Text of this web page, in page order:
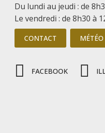
Du lundi au jeudi : de
Le vendredi : de 8h30 à
CONTACT MÉTÉO
FACEBOOK